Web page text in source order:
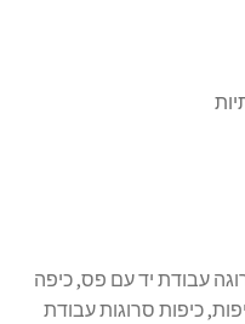
עבודת יד עם פס, כיפה
, כיפות סרוגות עבודת